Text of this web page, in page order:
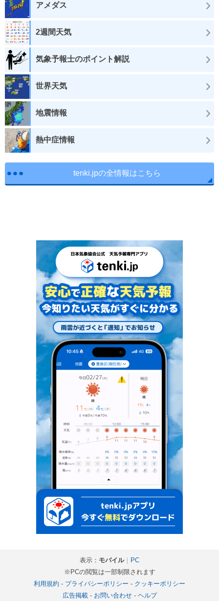
アメダス
2週間天気
気象予報士のポイント解説
世界天気
地震情報
熱中症情報
tenki.jpの全情報はこちら
表示： モバイル｜ PC
※PCの閲覧は一部制限されます
利用規約 - プライバシーポリシー - クッキーポリシー
広告掲載- お問い合わせ- ヘルプ